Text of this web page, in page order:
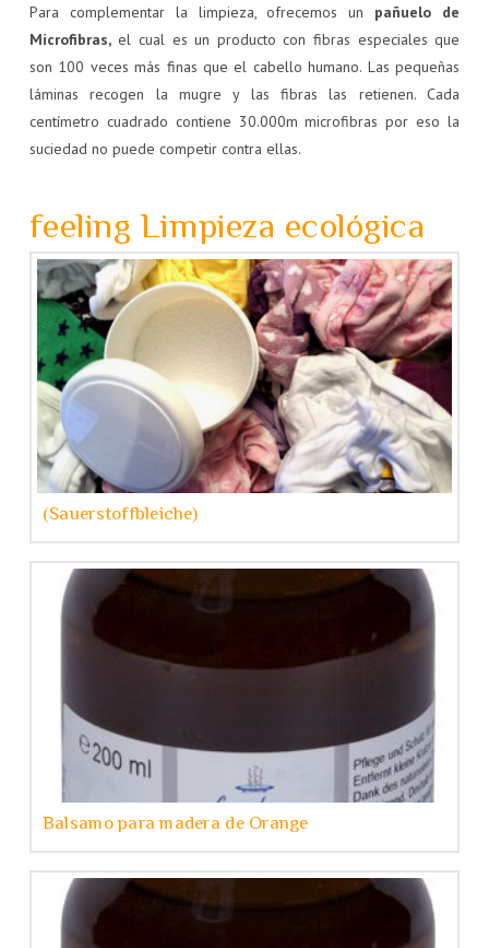
Para complementar la limpieza, ofrecemos un pañuelo de
Microfibras,el cual es un producto con fibras especiales que
son 100 veces más finas que el cabello humano. Las pequeñas
láminas recogen la mugre y las fibras las retienen. Cada
centímetro cuadrado contiene 30.000m microfibras por eso la
suciedad no puede competir contra ellas.
feeling Limpieza ecológica
(Sauerstoffbleiche)
Balsamo para madera de Orange